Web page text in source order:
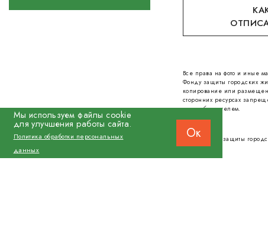
Все права на фото и иные
Фонду защиты городских
копирование или
сторонних ресурсах
правообладателем.
© 2026 Фонд защиты
Мы используем файлы cookie
для улучшения работы сайта.
Политика обработки персональных
данных
Ок